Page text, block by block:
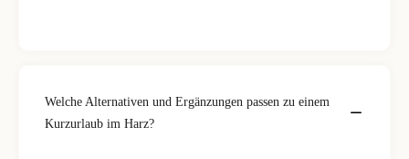
Welche Alternativen und Ergänzungen passen zu einem
Kurzurlaub im Harz?